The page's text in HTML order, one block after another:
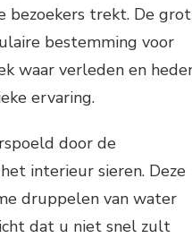
bezoekers trekt. De grot
bestemming voor
waar verleden en
ervaring.
door de
interieur sieren. Deze
druppelen van water
dat u niet snel zult